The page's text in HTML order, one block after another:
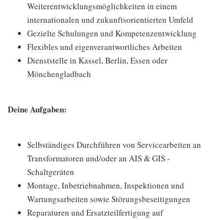
Weiterentwicklungsmöglichkeiten in einem
internationalen und zukunftsorientierten Umfeld
Gezielte Schulungen und Kompetenzentwicklung
Flexibles und eigenverantwortliches Arbeiten
Dienststelle in Kassel, Berlin, Essen oder
Mönchengladbach
Deine Aufgaben:
Selbständiges Durchführen von Servicearbeiten an
Transformatoren und/oder an AIS & GIS -
Schaltgeräten
Montage, Inbetriebnahmen, Inspektionen und
Wartungsarbeiten sowie Störungsbeseitigungen
Reparaturen und Ersatzteilfertigung auf